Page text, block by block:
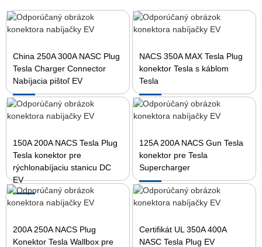
China 250A 300A NASC Plug
Tesla Charger Connector
Nabíjacia pištoľ EV
NACS 350A MAX Tesla Plug
konektor Tesla s káblom
Tesla
150A 200A NACS Tesla Plug
Tesla konektor pre
rýchlonabíjaciu stanicu DC
EV
125A 200A NACS Gun Tesla
konektor pre Tesla
Supercharger
200A 250A NACS Plug
Konektor Tesla Wallbox pre
Certifikát UL 350A 400A
NASC Tesla Plug EV